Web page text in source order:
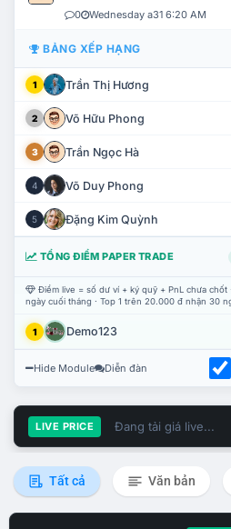
0 Wednesday a31 6:20 AM
BẢNG XẾP HẠNG
1 Trần Thị Hương
2 Võ Hữu Phong
3 Trần Ngọc Hà
4 Võ Duy Phong
5 Đặng Kim Quỳnh
TỔNG ĐIỂM PAPER TRADE
Điểm live = số dư ví + ký quỹ + PnL chưa chốt
ngày cuối tháng · Top 1 trên 20.000 đ nhận 30
1 Demo123
Hide Module Diễn đàn
LIVE PRICE Đang tải giá live...
Tất cả Văn bản